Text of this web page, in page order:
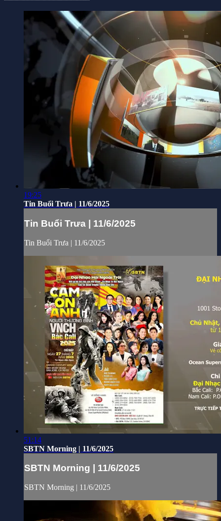
19:25
Tin Buổi Trưa | 11/6/2025
Tin Buổi Trưa | 11/6/2025
Tin Buổi Trưa | 11/6/2025
51:14
SBTN Morning | 11/6/2025
SBTN Morning | 11/6/2025
SBTN Morning | 11/6/2025